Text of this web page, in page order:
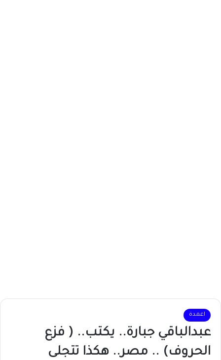
اعمدة
عبدالباقي جبارة.. يكتب.. ( فزع
الحروف) .. مصر.. هكذا تتجلى